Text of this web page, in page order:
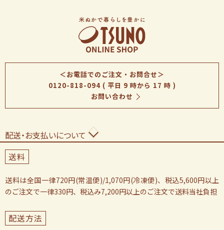
＜お電話でのご注文・お問合せ＞
0120-818-094( 平日 9 時から 17 時 )
お問い合わせ
配送・お支払いについて
送料
送料は全国一律720円(常温便)/1,070円(冷凍便)、税込5,600円以上
のご注文で一律330円、税込み7,200円以上のご注文で送料当社負担
配送方法